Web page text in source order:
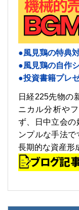
●風見鶏の特典
●風見鶏の自作
●投資書籍プレ
日経225先物の
ニカル分析や
ず、日中立会の
ンプルな手法で
長期的な資産形